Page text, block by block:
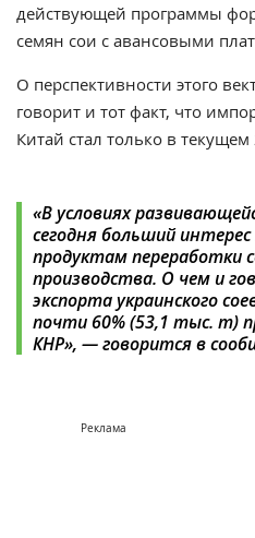
действующей программы
семян сои с авансовыми
О перспективности этого
говорит и тот факт, что
Китай стал только в
«В условиях
сегодня больший
продуктам переработки
производства. О чем и
экспорта украинского
почти 60% (53,1 тыс. т)
КНР», — говорится в
Реклама